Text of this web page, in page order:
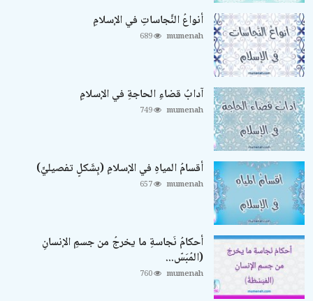
أنواعُ النَّجاساتِ في الإسلامِ
mumenah
آدابُ قضاءِ الحاجةِ في الإسلامِ
mumenah
أقسامُ المياهِ في الإسلامِ (بِشَكلٍ تفصيليٍّ)
mumenah
أحكامُ نَجاسةِ ما يخرجُ من جسمِ الإنسانِ
(المُبَسّ...
mumenah